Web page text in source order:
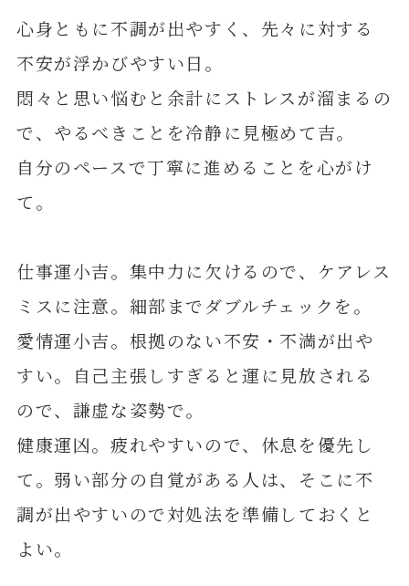
心身ともに不調が出やすく、先々に対する
不安が浮かびやすい日。
悶々と思い悩むと余計にストレスが溜まるの
で、やるべきことを冷静に見極めて吉。
自分のペースで丁寧に進めることを心がけ
て。
仕事運小吉。集中力に欠けるので、ケアレス
ミスに注意。細部までダブルチェックを。
愛情運小吉。根拠のない不安・不満が出や
すい。自己主張しすぎると運に見放される
ので、謙虚な姿勢で。
健康運凶。疲れやすいので、休息を優先し
て。弱い部分の自覚がある人は、そこに不
調が出やすいので対処法を準備しておくと
よい。